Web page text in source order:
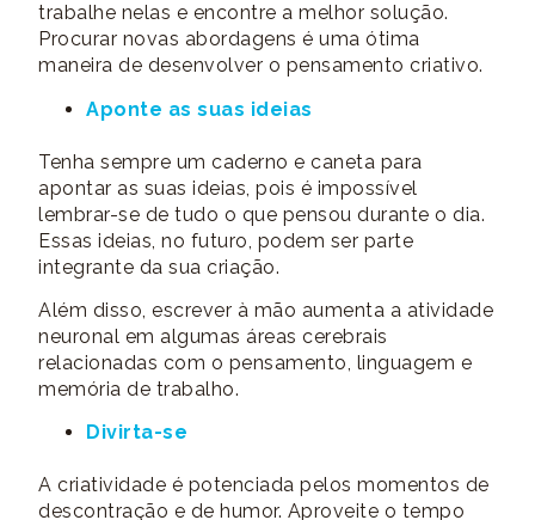
trabalhe nelas e encontre a melhor solução.
Procurar novas abordagens é uma ótima
maneira de desenvolver o pensamento criativo.
Aponte as suas ideias
Tenha sempre um caderno e caneta para
apontar as suas ideias, pois é impossível
lembrar-se de tudo o que pensou durante o dia.
Essas ideias, no futuro, podem ser parte
integrante da sua criação.
Além disso, escrever à mão aumenta a atividade
neuronal em algumas áreas cerebrais
relacionadas com o pensamento, linguagem e
memória de trabalho.
Divirta-se
A criatividade é potenciada pelos momentos de
descontração e de humor. Aproveite o tempo